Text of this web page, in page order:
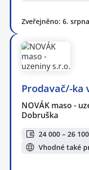
Zveřejněno: 6. srpna
Prodavač/-ka
NOVÁK maso -
Dobruška
24 000 – 26
Vhodné také